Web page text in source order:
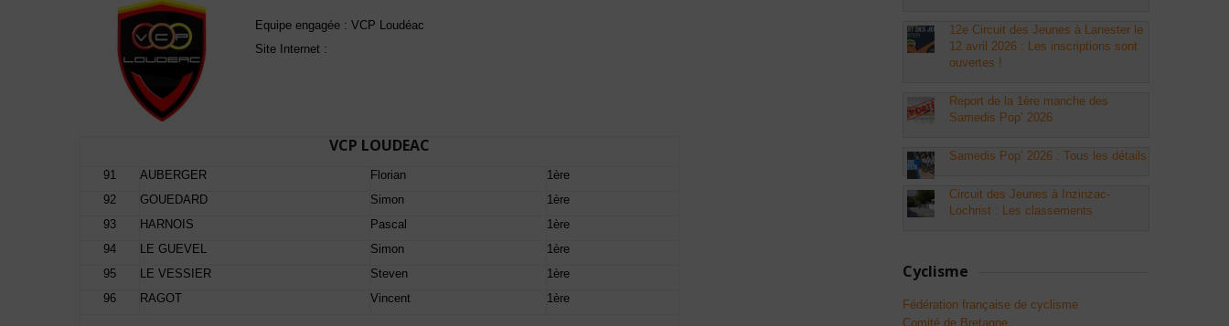
Equipe engagée : VCP Loudéac
Site Internet :
VCP LOUDEAC
91 AUBERGER Florian
1ère
92
GOUEDARD Simon
1ère
93
HARNOIS Pascal
1ère
94
LE GUEVEL Simon
1ère
95
LE VESSIER Steven
1ère
96
RAGOT Vincent 1ère
12e Circuit des Jeunes à Lanester le
12 avril 2026 : Les inscriptions sont
ouvertes !
Report de la 1ère manche des
Samedis Pop’ 2026
Samedis Pop’ 2026 : Tous les détails
Circuit des Jeunes à Inzinzac-
Lochrist : Les classements
Cyclisme
Fédération française de cyclisme
Comité de Bretagne